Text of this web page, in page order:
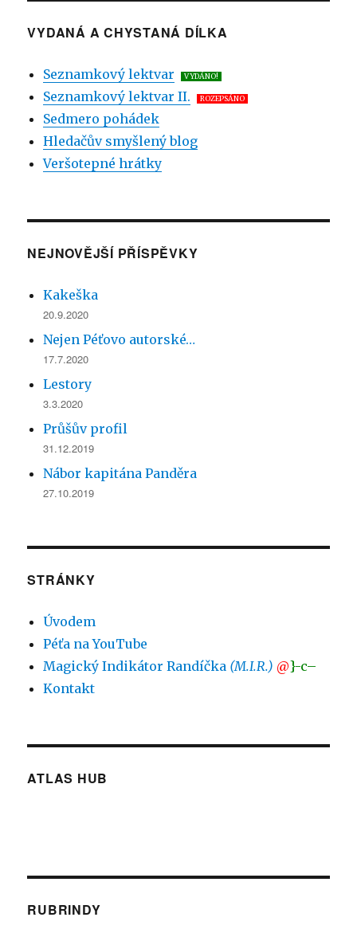
VYDANÁ A CHYSTANÁ DÍLKA
Seznamkový lektvar VYDÁNO!
Seznamkový lektvar II. ROZEPSÁNO
Sedmero pohádek
Hledačův smyšlený blog
Veršotepné hrátky
NEJNOVĚJŠÍ PŘÍSPĚVKY
Kakeška
20.9.2020
Nejen Péťovo autorské…
17.7.2020
Lestory
3.3.2020
Průšův profil
31.12.2019
Nábor kapitána Panděra
27.10.2019
STRÁNKY
Úvodem
Péťa na YouTube
Magický Indikátor Randíčka (M.I.R.) @}-c–
Kontakt
ATLAS HUB
RUBRINDY